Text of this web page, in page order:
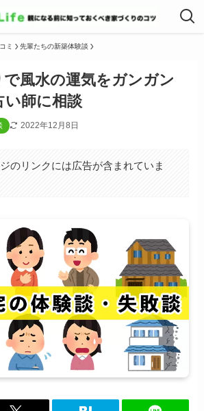
ミ 先輩たちの新築体験談
風水の運気をガンガン
い師に相談
2022年12月8日
ジのリンクには広告が含まれていま